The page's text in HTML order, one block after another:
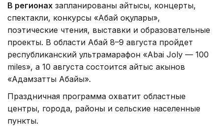
В регионах запланированы айтысы, концерты,
спектакли, конкурсы «Абай оқулары»,
поэтические чтения, выставки и образовательные
проекты. В области Абай 8–9 августа пройдет
республиканский ультрамарафон «Abai Joly — 100
miles», а 10 августа состоится айтыс акынов
«Адамзаттың Абайы».
Праздничная программа охватит областные
центры, города, районы и сельские населенные
пункты.